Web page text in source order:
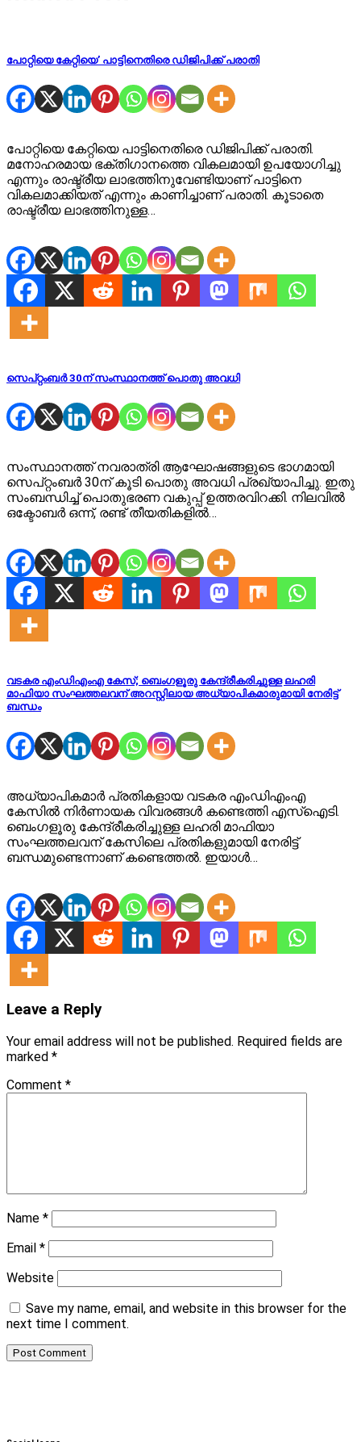
പോറ്റിയെ കേറ്റിയെ’ പാട്ടിനെതിരെ ഡിജിപിക്ക് പരാതി
പോറ്റിയെ കേറ്റിയെ പാട്ടിനെതിരെ ഡിജിപിക്ക് പരാതി.
മനോഹരമായ ഭക്തിഗാനത്തെ വികലമായി ഉപയോഗിച്ചു
എന്നും രാഷ്ട്രീയ ലാഭത്തിനുവേണ്ടിയാണ് പാട്ടിനെ
വികലമാക്കിയത് എന്നും കാണിച്ചാണ് പരാതി. കൂടാതെ
രാഷ്ട്രീയ ലാഭത്തിനുള്ള…
സെപ്റ്റംബർ 30ന് സംസ്ഥാനത്ത് പൊതു അവധി
സംസ്ഥാനത്ത് നവരാത്രി ആഘോഷങ്ങളുടെ ഭാഗമായി
സെപ്റ്റംബർ 30ന് കൂടി പൊതു അവധി പ്രഖ്യാപിച്ചു. ഇതു
സംബന്ധിച്ച് പൊതുഭരണ വകുപ്പ് ഉത്തരവിറക്കി. നിലവിൽ
ഒക്ടോബർ ഒന്ന്, രണ്ട് തീയതികളിൽ…
വടകര എംഡിഎംഎ കേസ്; ബെംഗളൂരു കേന്ദ്രീകരിച്ചുള്ള ലഹരി
മാഫിയാ സംഘത്തലവന് അറസ്റ്റിലായ അധ്യാപികമാരുമായി നേരിട്ട്
ബന്ധം
അധ്യാപികമാര്‍ പ്രതികളായ വടകര എംഡിഎംഎ
കേസില്‍ നിര്‍ണായക വിവരങ്ങള്‍ കണ്ടെത്തി എസ്ഐടി.
ബെംഗളൂരു കേന്ദ്രീകരിച്ചുള്ള ലഹരി മാഫിയാ
സംഘത്തലവന് കേസിലെ പ്രതികളുമായി നേരിട്ട്
ബന്ധമുണ്ടെന്നാണ് കണ്ടെത്തല്‍. ഇയാള്‍…
Leave a Reply
Your email address will not be published. Required fields are
marked *
Comment *
Name *
Email *
Website
Save my name, email, and website in this browser for the
next time I comment.